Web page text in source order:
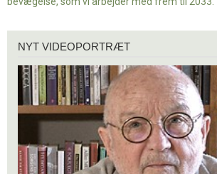
videoportræt
NYT VIDEOPORTRÆT